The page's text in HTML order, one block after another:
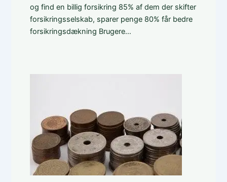
og find en billig forsikring 85% af dem der skifter
forsikringsselskab, sparer penge 80% får bedre
forsikringsdækning Brugere…